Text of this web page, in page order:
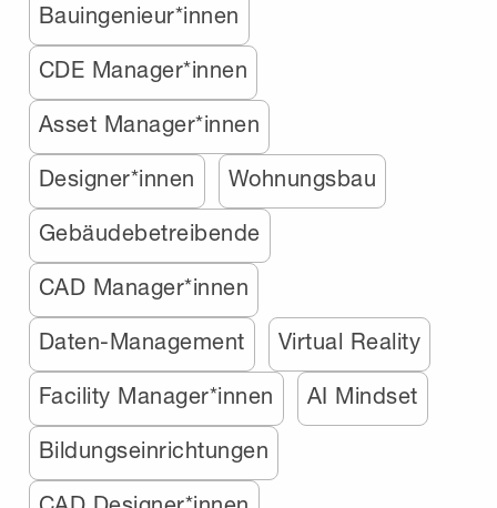
Bauingenieur*innen
CDE Manager*innen
Asset Manager*innen
Designer*innen Wohnungsbau
Gebäudebetreibende
CAD Manager*innen
Daten-Management Virtual Reality
Facility Manager*innen AI Mindset
Bildungseinrichtungen